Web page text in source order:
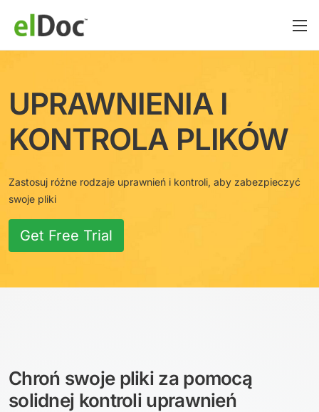
UPRAWNIENIA I
KONTROLA PLIKÓW
Zastosuj różne rodzaje uprawnień i kontroli, aby zabezpieczyć
swoje pliki
Get Free Trial
Chroń swoje pliki za pomocą
solidnej kontroli uprawnień